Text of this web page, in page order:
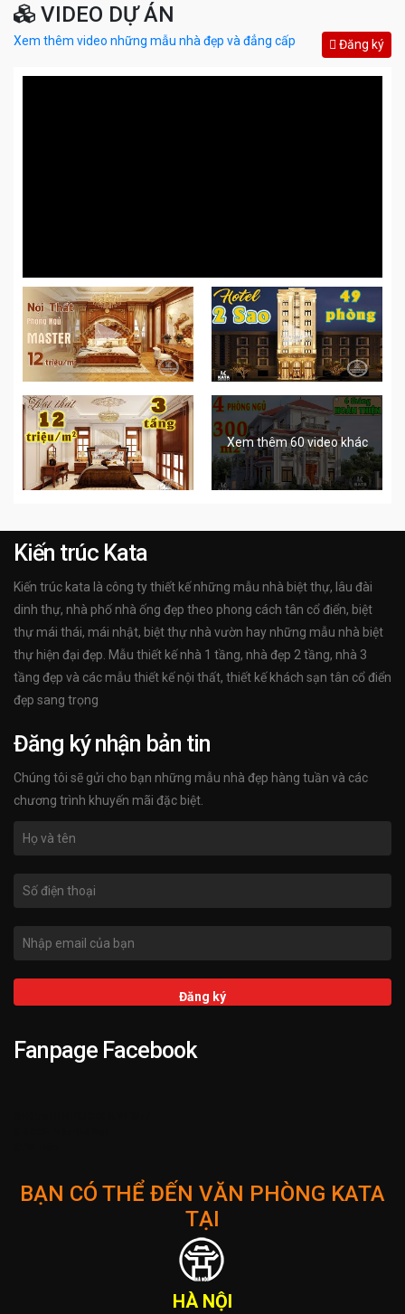
VIDEO DỰ ÁN
Xem thêm video những mẫu nhà đẹp và đẳng cấp Đăng ký
Xem thêm 60 video khác
Kiến trúc Kata
Kiến trúc kata là công ty thiết kế những mẫu nhà biệt thự, lâu đài
dinh thự, nhà phố nhà ống đẹp theo phong cách tân cổ điển, biệt
thự mái thái, mái nhật, biệt thự nhà vườn hay những mẫu nhà biệt
thự hiện đại đẹp. Mẫu thiết kế nhà 1 tầng, nhà đẹp 2 tầng, nhà 3
tầng đẹp và các mẫu thiết kế nội thất, thiết kế khách sạn tân cổ điển
đẹp sang trọng
Đăng ký nhận bản tin
Chúng tôi sẽ gửi cho bạn những mẫu nhà đẹp hàng tuần và các
chương trình khuyến mãi đặc biệt.
Fanpage Facebook
BẠN CÓ THỂ ĐẾN VĂN PHÒNG KATA
TẠI
HÀ NỘI